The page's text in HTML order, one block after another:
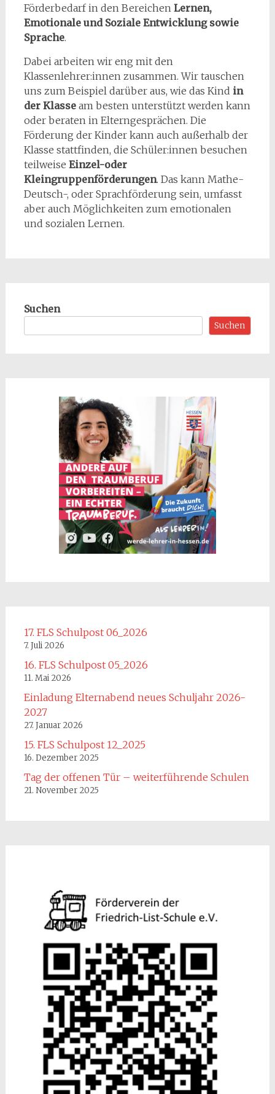
Förderbedarf in den Bereichen Lernen,
Emotionale und Soziale Entwicklung sowie
Sprache.
Dabei arbeiten wir eng mit den
Klassenlehrer:innen zusammen. Wir tauschen
uns zum Beispiel darüber aus, wie das Kind in
der Klasseam besten unterstützt werden kann
oder beraten in Elterngesprächen. Die
Förderung der Kinder kann auch außerhalb der
Klasse stattfinden, die Schüler:innen besuchen
teilweise Einzel-oder
Kleingruppenförderungen. Das kann Mathe-
Deutsch-, oder Sprachförderung sein, umfasst
aber auch Möglichkeiten zum emotionalen
und sozialen Lernen.
Suchen
Suchen
17. FLS Schulpost 06_2026
7. Juli 2026
16. FLS Schulpost 05_2026
11. Mai 2026
Einladung Elternabend neues Schuljahr 2026-
2027
27. Januar 2026
15. FLS Schulpost 12_2025
16. Dezember 2025
Tag der offenen Tür – weiterführende Schulen
21. November 2025